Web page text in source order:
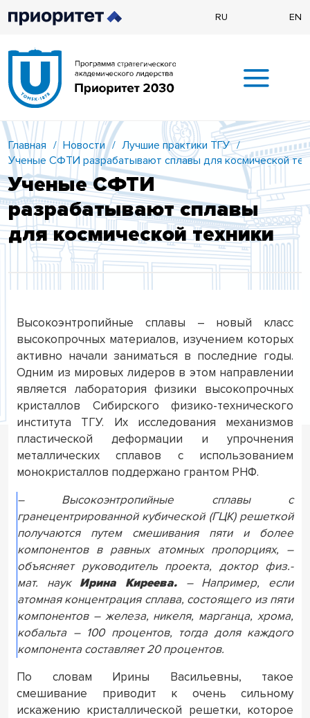
RU EN
Главная / Новости / Лучшие практики ТГУ /
Ученые СФТИ разрабатывают сплавы для космической
Ученые СФТИ
разрабатывают сплавы
для космической техники
Высокоэнтропийные сплавы – новый класс
высокопрочных материалов, изучением которых
активно начали заниматься в последние годы.
Одним из мировых лидеров в этом направлении
является лаборатория физики высокопрочных
кристаллов Сибирского физико-технического
института ТГУ. Их исследования механизмов
пластической деформации и упрочнения
металлических сплавов с использованием
монокристаллов поддержано грантом РНФ.
– Высокоэнтропийные сплавы с
гранецентрированной кубической (ГЦК) решеткой
получаются путем смешивания пяти и более
компонентов в равных атомных пропорциях, –
объясняет руководитель проекта, доктор физ.-
мат. наукИрина Киреева. – Например, если
атомная концентрация сплава, состоящего из пяти
компонентов – железа, никеля, марганца, хрома,
кобальта – 100 процентов, тогда доля каждого
компонента составляет 20 процентов.
По словам Ирины Васильевны, такое
смешивание приводит к очень сильному
искажению кристаллической решетки, которое